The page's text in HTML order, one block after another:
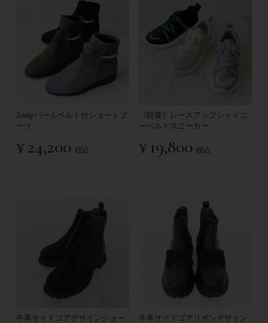
2wayパールベルト付ショートブ
ーツ
¥24,200 税込
《軽量》レースアップシャイニ
ーベルトスニーカー
¥ 19,800 税込
牛革サイドゴアデザインショー
牛革サイドゴアリボンデザイン